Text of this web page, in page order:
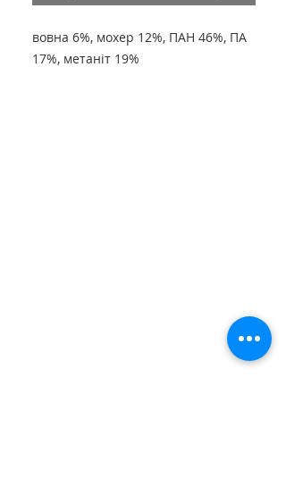
вовна 6%, мохер 12%, ПАН 46%, ПА
17%, метаніт 19%